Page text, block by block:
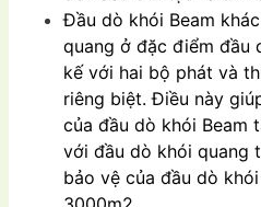
Đầu dò khói Beam
quang ở đặc điểm đầu
kế với hai bộ phát và
riêng biệt. Điều này
của đầu dò khói Beam
với đầu dò khói quang
bảo vệ của đầu dò